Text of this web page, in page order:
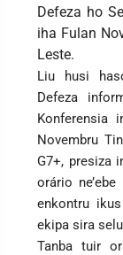
Defeza ho
iha Fulan
Leste.
Liu husi
Defeza
Konferensia
Novembru
G7+, presiza
orário
enkontru
ekipa sira
Tanba tuir